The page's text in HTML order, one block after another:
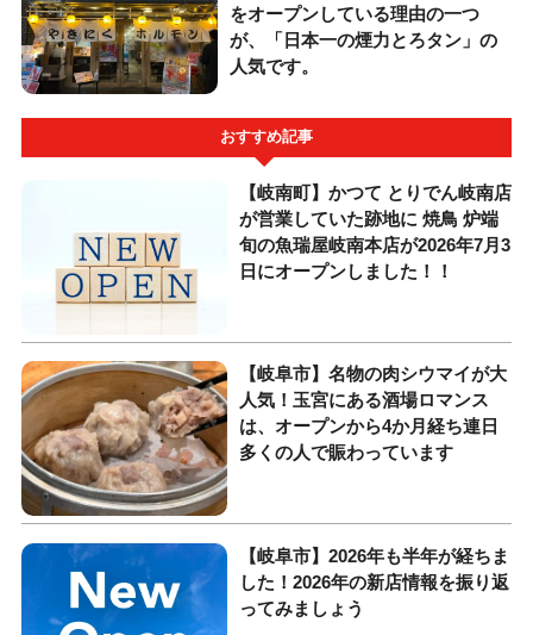
をオープンしている理由の一つ
が、「日本一の煙力とろタン」の
人気です。
おすすめ記事
【岐南町】かつて とりでん岐南店
が営業していた跡地に 焼鳥 炉端
旬の魚瑞屋岐南本店が2026年7月3
日にオープンしました！！
【岐阜市】名物の肉シウマイが大
人気！玉宮にある酒場ロマンス
は、オープンから4か月経ち連日
多くの人で賑わっています
【岐阜市】2026年も半年が経ちま
した！2026年の新店情報を振り返
ってみましょう